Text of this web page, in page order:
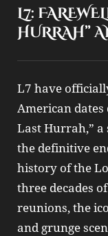
L7:
HURRAH”
L7 have
American
Last Hurrah,”
the definitive
history of the
three decades
reunions, the
and grunge